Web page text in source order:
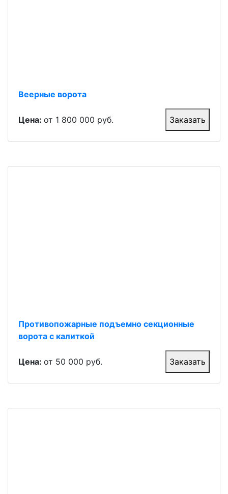
Веерные ворота
Цена: от 1 800 000 руб. Заказать
Противопожарные подъемно секционные
ворота с калиткой
Цена: от 50 000 руб. Заказать